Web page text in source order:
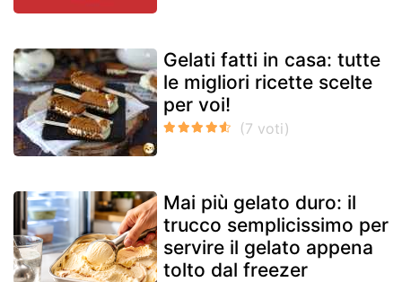
Gelati fatti in casa: tutte
le migliori ricette scelte
per voi!
Mai più gelato duro: il
trucco semplicissimo per
servire il gelato appena
tolto dal freezer